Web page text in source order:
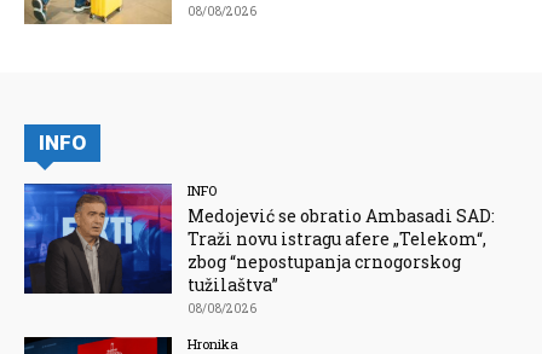
08/08/2026
INFO
INFO
Medojević se obratio Ambasadi SAD:
Traži novu istragu afere „Telekom“,
zbog “nepostupanja crnogorskog
tužilaštva”
08/08/2026
Hronika